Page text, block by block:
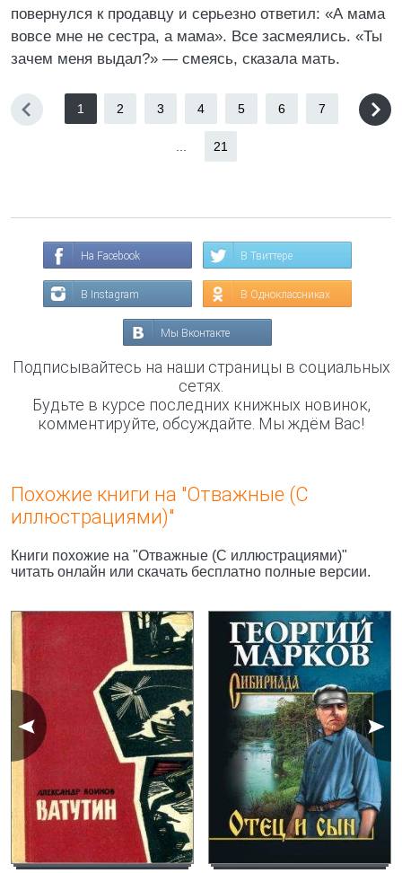
повернулся к продавцу и серьезно ответил: «А мама
вовсе мне не сестра, а мама». Все засмеялись. «Ты
зачем меня выдал?» — смеясь, сказала мать.
1 2 3 4 5 6 7
21
На Facebook В Твиттере
В Instagram В Одноклассниках
Мы Вконтакте
Подписывайтесь на наши страницы в социальных
сетях.
Будьте в курсе последних книжных новинок,
комментируйте, обсуждайте. Мы ждём Вас!
Похожие книги на "Отважные (С
иллюстрациями)"
Книги похожие на "Отважные (С иллюстрациями)"
читать онлайн или скачать бесплатно полные версии.